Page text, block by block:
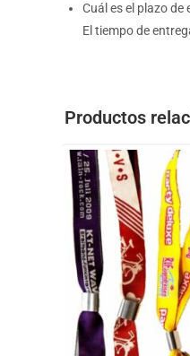
Cuál es el plazo de
El tiempo de
Productos